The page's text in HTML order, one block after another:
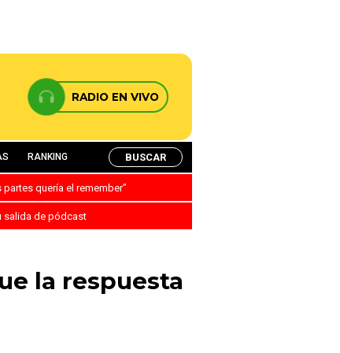
RADIO EN VIVO
RANKING BUSCAR
quería el remember”
salida de pódcast
la respuesta